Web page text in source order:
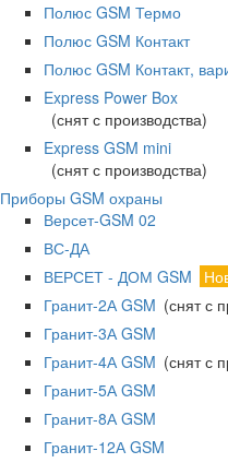
Полюс GSM Термо
Полюс GSM Контакт
Полюс GSM Контакт,
Express Power Box
(снят с производства)
Express GSM mini
(снят с производства)
Приборы GSM охраны
Версет-GSM 02
ВС-ДА
ВЕРСЕТ - ДОМ GSM
Гранит-2А GSM (снят с
Гранит-3А GSM
Гранит-4А GSM (снят с
Гранит-5А GSM
Гранит-8А GSM
Гранит-12А GSM